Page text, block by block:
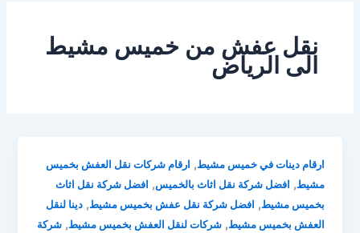
نقل عفش من خميس مشيط
الى الرياض
ارقام دينات في خميس مشيط, ارقام شركات نقل العفش بخميس
مشيط, افضل شركة نقل اثاث بالخميس, افضل شركة نقل اثاث
بخميس مشيط, افضل شركة نقل عفش بخميس مشيط,دينا لنقل
العفش بخميس مشيط,شركات لنقل العفش بخميس مشيط,شركة